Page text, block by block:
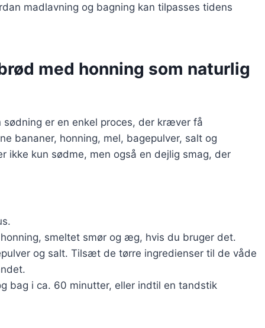
madlavning og bagning kan tilpasses tidens
med honning som naturlig
er en enkel proces, der kræver få
bananer, honning, mel, bagepulver, salt og
ikke kun sødme, men også en dejlig smag, der
smeltet smør og æg, hvis du bruger det.
og salt. Tilsæt de tørre ingredienser til de våde
bag i ca. 60 minutter, eller indtil en tandstik